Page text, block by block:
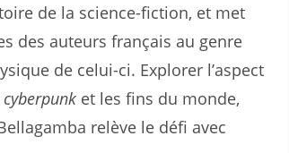
de la science-fiction, et met
des auteurs français au genre
de celui-ci. Ex­plorer l’aspect
cyberpunk et les fins du monde,
relève le défi avec